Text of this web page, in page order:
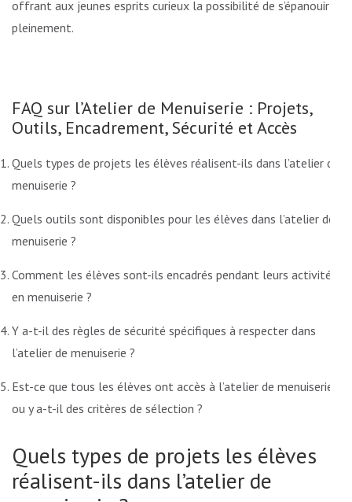
offrant aux jeunes esprits curieux la possibilité de s’épanouir
pleinement.
FAQ sur l’Atelier de Menuiserie : Projets,
Outils, Encadrement, Sécurité et Accès
Quels types de projets les élèves réalisent-ils dans l’atelier de
menuiserie ?
Quels outils sont disponibles pour les élèves dans l’atelier de
menuiserie ?
Comment les élèves sont-ils encadrés pendant leurs activités
en menuiserie ?
Y a-t-il des règles de sécurité spécifiques à respecter dans
l’atelier de menuiserie ?
Est-ce que tous les élèves ont accès à l’atelier de menuiserie
ou y a-t-il des critères de sélection ?
Quels types de projets les élèves
réalisent-ils dans l’atelier de